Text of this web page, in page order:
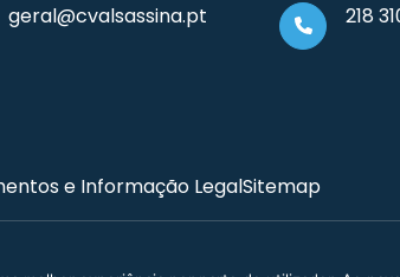
geral@cvalsassina.pt 218
e Informação LegalSitemap